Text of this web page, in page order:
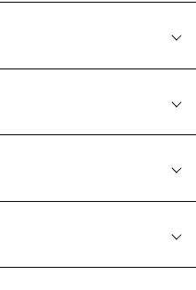
と異なる場合がございます。
期間経過した商品などです。キ
料金を知りたい方へ